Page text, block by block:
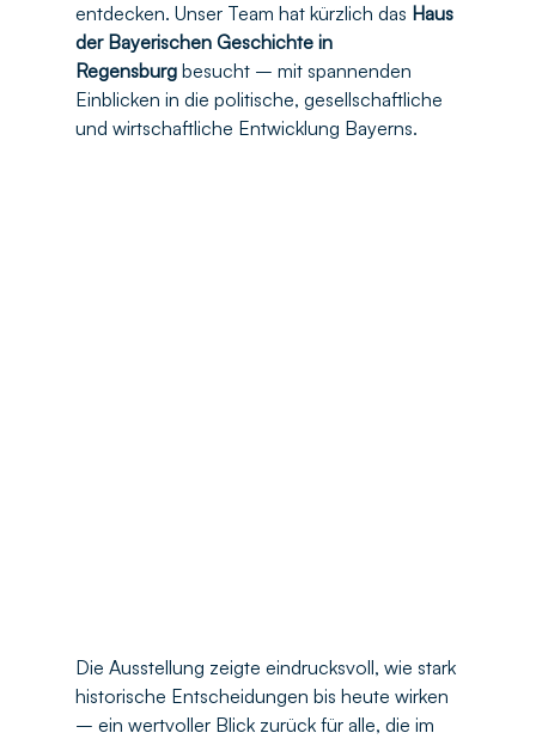
entdecken. Unser Team hat kürzlich das Haus
der Bayerischen Geschichte in
Regensburg besucht – mit spannenden
Einblicken in die politische, gesellschaftliche
und wirtschaftliche Entwicklung Bayerns.
Die Ausstellung zeigte eindrucksvoll, wie stark
historische Entscheidungen bis heute wirken
– ein wertvoller Blick zurück für alle, die im